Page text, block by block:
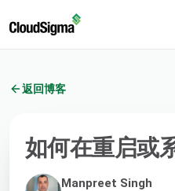
返回博客
如何在重启或
Manpreet Singh